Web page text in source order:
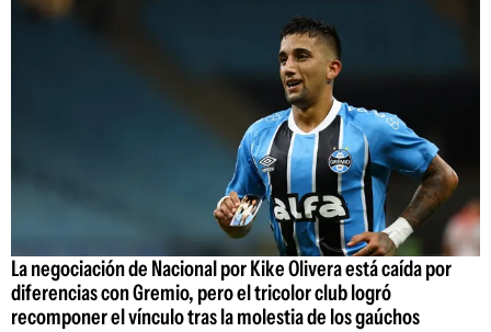
La negociación de Nacional por Kike Olivera está caída por
diferencias con Gremio, pero el tricolor club logró
recomponer el vínculo tras la molestia de los gaúchos